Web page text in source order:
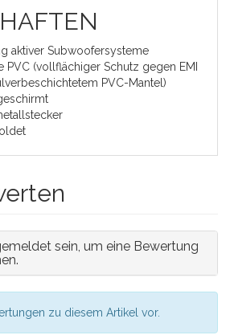
aktiver Subwoofersysteme
(vollflächiger Schutz gegen EMI
PVC-Mantel)
sein, um eine Bewertung
zu diesem Artikel vor.